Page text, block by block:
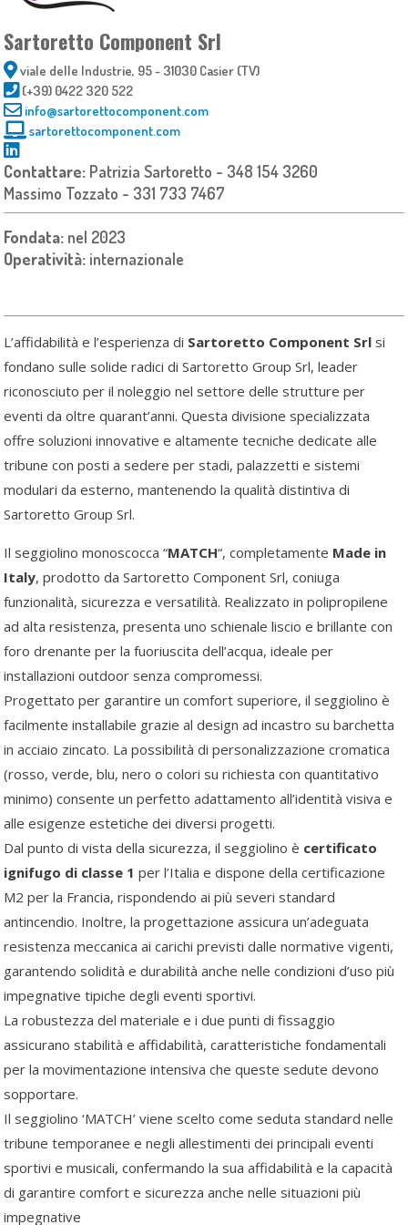
Sartoretto Component Srl
viale delle Industrie, 95 - 31030 Casier (TV)
(+39) 0422 320 522
info@sartorettocomponent.com
sartorettocomponent.com
Contattare: Patrizia Sartoretto - 348 154 3260
Massimo Tozzato - 331 733 7467
Fondata: nel 2023
Operatività: internazionale
L’affidabilità e l’esperienza di Sartoretto Component Srl si
fondano sulle solide radici di Sartoretto Group Srl, leader
riconosciuto per il noleggio nel settore delle strutture per
eventi da oltre quarant’anni. Questa divisione specializzata
offre soluzioni innovative e altamente tecniche dedicate alle
tribune con posti a sedere per stadi, palazzetti e sistemi
modulari da esterno, mantenendo la qualità distintiva di
Sartoretto Group Srl.
Il seggiolino monoscocca “MATCH“, completamente Made in
Italy, prodotto da Sartoretto Component Srl, coniuga
funzionalità, sicurezza e versatilità. Realizzato in polipropilene
ad alta resistenza, presenta uno schienale liscio e brillante con
foro drenante per la fuoriuscita dell’acqua, ideale per
installazioni outdoor senza compromessi.
Progettato per garantire un comfort superiore, il seggiolino è
facilmente installabile grazie al design ad incastro su barchetta
in acciaio zincato. La possibilità di personalizzazione cromatica
(rosso, verde, blu, nero o colori su richiesta con quantitativo
minimo) consente un perfetto adattamento all’identità visiva e
alle esigenze estetiche dei diversi progetti.
Dal punto di vista della sicurezza, il seggiolino è certificato
ignifugo di classe 1 per l’Italia e dispone della certificazione
M2 per la Francia, rispondendo ai più severi standard
antincendio. Inoltre, la progettazione assicura un’adeguata
resistenza meccanica ai carichi previsti dalle normative vigenti,
garantendo solidità e durabilità anche nelle condizioni d’uso più
impegnative tipiche degli eventi sportivi.
La robustezza del materiale e i due punti di fissaggio
assicurano stabilità e affidabilità, caratteristiche fondamentali
per la movimentazione intensiva che queste sedute devono
sopportare.
Il seggiolino ‘MATCH’ viene scelto come seduta standard nelle
tribune temporanee e negli allestimenti dei principali eventi
sportivi e musicali, confermando la sua affidabilità e la capacità
di garantire comfort e sicurezza anche nelle situazioni più
impegnative